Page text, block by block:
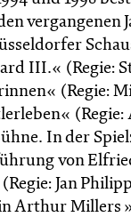
vergangenen
III.« (Regie:
(Regie:
In der
von
Jan
Arthur Millers